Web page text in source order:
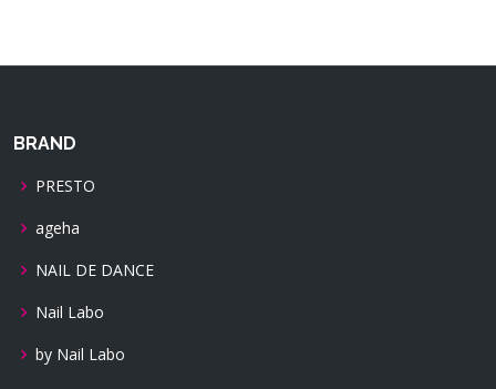
BRAND
PRESTO
ageha
NAIL DE DANCE
Nail Labo
by Nail Labo